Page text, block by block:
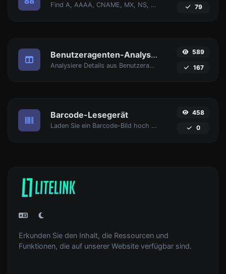
Find A, AAAA, CNAME, MX, NS, TXT, SOA DNS-Einträge eines Hosts. 79
Benutzeragenten-Analysator
Analysiere Details aus Benutzeragent-Strings.
589
167
Barcode-Lesegerät
Laden Sie ein Barcode-Bild hoch und extrahieren Sie die Daten daraus.
458
0
Erkunden Sie den Inhalt, die Ressourcen und
Funktionen, die auf unserer Website verfügbar sind.